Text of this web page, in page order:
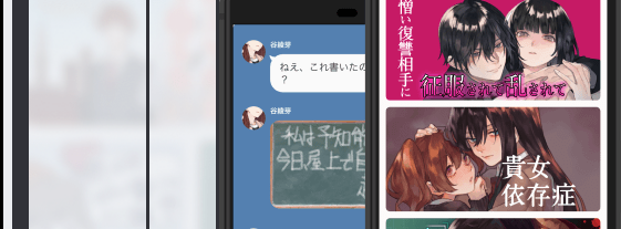
ま、会ったらまた仲良くしてね。